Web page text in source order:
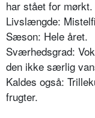
har stået for mørkt.
Livslængde:
Sæson: Hele året.
Sværhedsgrad:
den ikke særlig
Kaldes også:
frugter.